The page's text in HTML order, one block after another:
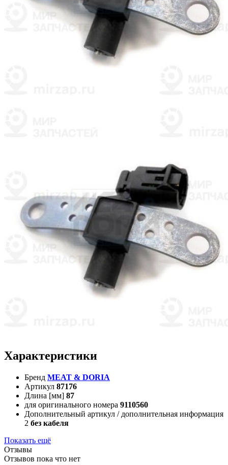
Характеристики
Бренд MEAT & DORIA
Артикул 87176
Длина [мм] 87
для оригинального номера 9110560
Дополнительный артикул / дополнительная информация
2 без кабеля
Показать ещё
Отзывы
Отзывов пока что нет